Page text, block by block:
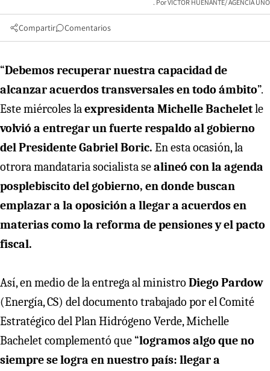
VICTOR HUENANTE/ AGENCIA UNO
Compartir Comentarios
“Debemos recuperar nuestra capacidad de
alcanzar acuerdos transversales en todo ámbito”.
Este miércoles laexpresidenta Michelle Bacheletle
volvió a entregar un fuerte respaldo al gobierno
del Presidente Gabriel Boric. En esta ocasión, la
otrora mandataria socialista sealineó con la agenda
posplebiscito del gobierno, en donde buscan
emplazar a la oposición a llegar a acuerdos en
materias como la reforma de pensiones y el pacto
fiscal.
Así, en medio de la entrega al ministro Diego Pardow
(Energía, CS) del documento trabajado por el Comité
Estratégico del Plan Hidrógeno Verde, Michelle
Bachelet complementó que “logramos algo que no
siempre se logra en nuestro país: llegar a